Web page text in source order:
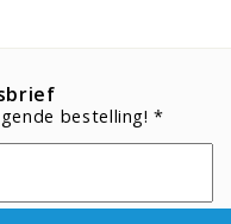
bestelling! *